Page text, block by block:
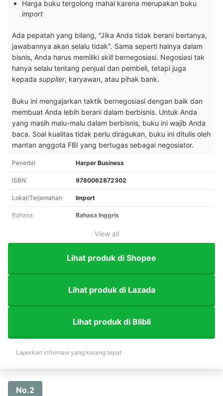
Harga buku tergolong mahal karena merupakan buku
import
Ada pepatah yang bilang, "Jika Anda tidak berani bertanya,
jawabannya akan selalu tidak". Sama seperti halnya dalam
bisnis, Anda harus memiliki skillbernegosiasi. Negosiasi tak
hanya selalu tentang penjual dan pembeli, tetapi juga
kepada supplier, karyawan, atau pihak bank.
Buku ini mengajarkan taktik bernegosiasi dengan baik dan
membuat Anda lebih berani dalam berbisnis. Untuk Anda
yang masih malu-malu dalam berbisnis, buku ini wajib Anda
baca. Soal kualitas tidak perlu diragukan, buku ini ditulis oleh
mantan anggota FBI yang bertugas sebagai negosiator.
Penerbit Harper Business
ISBN 9780062872302
Lokal/Terjemahan Import
Bahasa Bahasa Inggris
View all
Lihat produk di Shopee
Lihat produk di Lazada
Lihat produk di Blibli
Laporkan informasi yang kurang tepat
No.2